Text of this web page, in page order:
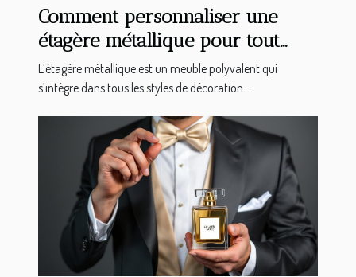
Comment personnaliser une
étagère métallique pour tout
type d'intérieur ?
L’étagère métallique est un meuble polyvalent qui
s’intègre dans tous les styles de décoration....